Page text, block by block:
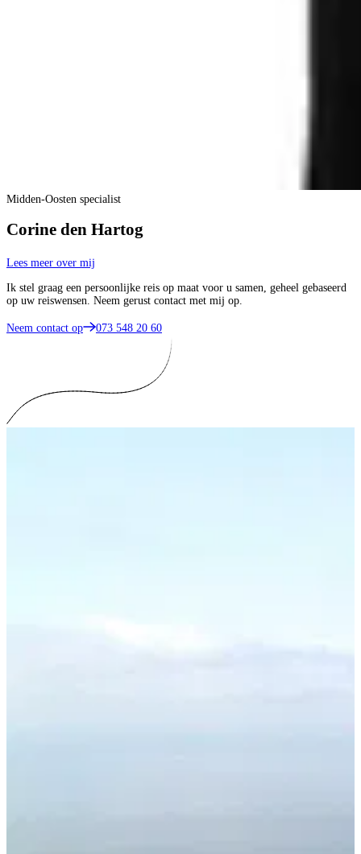
Midden-Oosten specialist
Corine den Hartog
Lees meer over mij
Ik stel graag een persoonlijke reis op maat voor u samen, geheel gebaseerd
op uw reiswensen. Neem gerust contact met mij op.
Neem contact op 073 548 20 60